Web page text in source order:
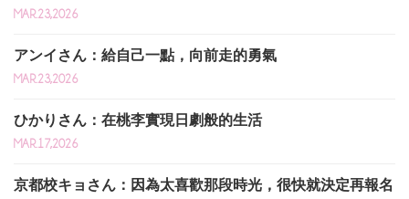
MAR.23,2026
アンイさん：給自己一點，向前走的勇氣
MAR.23,2026
ひかりさん：在桃李實現日劇般的生活
MAR.17,2026
京都校キョさん：因為太喜歡那段時光，很快就決定再報名